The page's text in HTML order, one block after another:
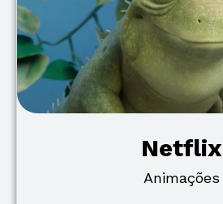
Netflix
Animações